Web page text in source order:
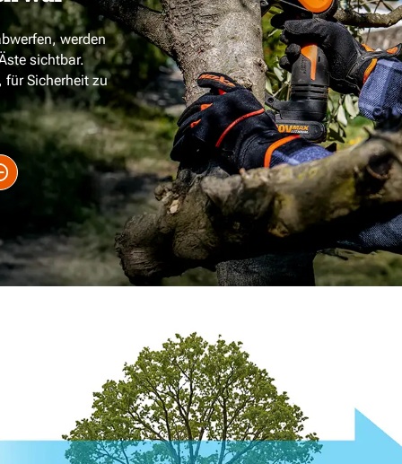
werden
sichtbar.
Sicherheit zu